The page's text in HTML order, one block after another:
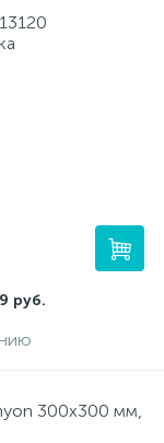
руб.
300x300 мм,